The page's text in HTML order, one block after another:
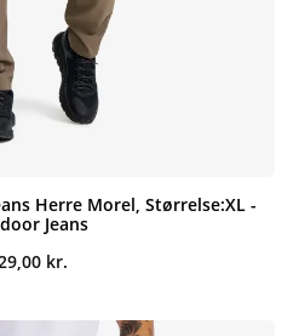
Herre Morel, Størrelse:XL -
Jeans
kr.